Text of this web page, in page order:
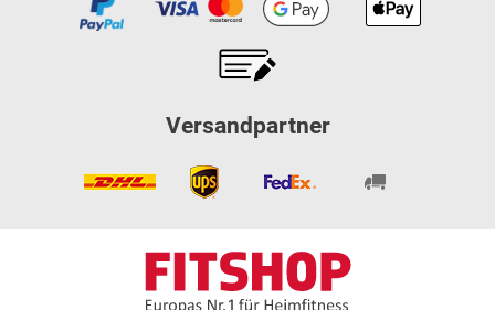
Versandpartner